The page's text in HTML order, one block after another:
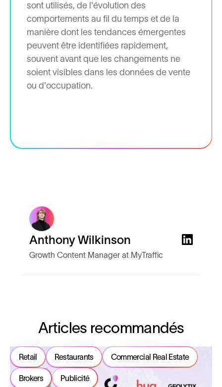
sont utilisés, de l'évolution des
comportements au fil du temps et de la
manière dont les tendances émergentes
peuvent être identifiées rapidement,
souvent avant que les changements ne
soient visibles dans les données de vente
ou d'occupation.
Anthony Wilkinson
Growth Content Manager at MyTraffic
Articles recommandés
Retail Restaurants Commercial Real Estate
Brokers Publicité